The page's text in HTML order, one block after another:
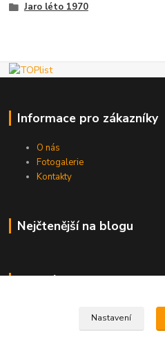
Jaro léto 1970
Informace pro zákazníky
O nás
Fotogalerie
Kontakty
Nejčtenější na blogu
Kde nás najdete
Nastavení